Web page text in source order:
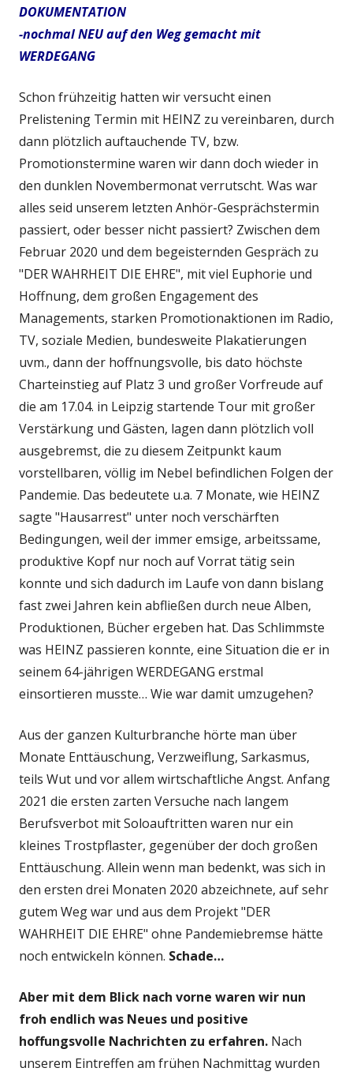
DOKUMENTATION
-nochmal NEU auf den Weg gemacht mit
WERDEGANG
Schon frühzeitig hatten wir versucht einen
Prelistening Termin mit HEINZ zu vereinbaren, durch
dann plötzlich auftauchende TV, bzw.
Promotionstermine waren wir dann doch wieder in
den dunklen Novembermonat verrutscht. Was war
alles seid unserem letzten Anhör-Gesprächstermin
passiert, oder besser nicht passiert? Zwischen dem
Februar 2020 und dem begeisternden Gespräch zu
"DER WAHRHEIT DIE EHRE", mit viel Euphorie und
Hoffnung, dem großen Engagement des
Managements, starken Promotionaktionen im Radio,
TV, soziale Medien, bundesweite Plakatierungen
uvm., dann der hoffnungsvolle, bis dato höchste
Charteinstieg auf Platz 3 und großer Vorfreude auf
die am 17.04. in Leipzig startende Tour mit großer
Verstärkung und Gästen, lagen dann plötzlich voll
ausgebremst, die zu diesem Zeitpunkt kaum
vorstellbaren, völlig im Nebel befindlichen Folgen der
Pandemie. Das bedeutete u.a. 7 Monate, wie HEINZ
sagte "Hausarrest" unter noch verschärften
Bedingungen, weil der immer emsige, arbeitssame,
produktive Kopf nur noch auf Vorrat tätig sein
konnte und sich dadurch im Laufe von dann bislang
fast zwei Jahren kein abfließen durch neue Alben,
Produktionen, Bücher ergeben hat. Das Schlimmste
was HEINZ passieren konnte, eine Situation die er in
seinem 64-jährigen WERDEGANG erstmal
einsortieren musste… Wie war damit umzugehen?
Aus der ganzen Kulturbranche hörte man über
Monate Enttäuschung, Verzweiflung, Sarkasmus,
teils Wut und vor allem wirtschaftliche Angst. Anfang
2021 die ersten zarten Versuche nach langem
Berufsverbot mit Soloauftritten waren nur ein
kleines Trostpflaster, gegenüber der doch großen
Enttäuschung. Allein wenn man bedenkt, was sich in
den ersten drei Monaten 2020 abzeichnete, auf sehr
gutem Weg war und aus dem Projekt "DER
WAHRHEIT DIE EHRE" ohne Pandemiebremse hätte
noch entwickeln können. Schade…
Aber mit dem Blick nach vorne waren wir nun
froh endlich was Neues und positive
hoffungsvolle Nachrichten zu erfahren. Nach
unserem Eintreffen am frühen Nachmittag wurden